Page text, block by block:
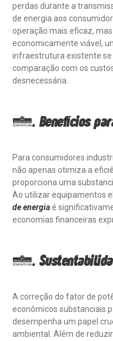
perdas durante a
de energia aos
operação mais eficaz,
economicamente viável,
infraestrutura existente
comparação com os
desnecessária.
5. Benefícios
Para consumidores
não apenas otimiza a
proporciona uma
Ao utilizar equipamentos
de energiaé
economias financeiras
6.
A correção do fator de
econômicos substanciais
desempenha um papel
ambiental. Além de